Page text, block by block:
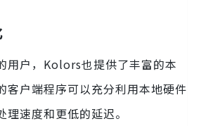
用户，Kolors也提供了丰富的本
客户端程序可以充分利用本地硬件
速度和更低的延迟。